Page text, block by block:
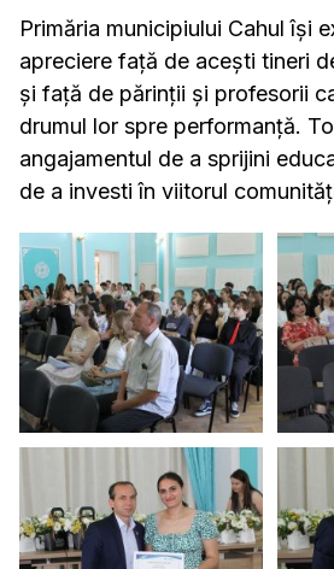
Primăria municipiului Cahul își
apreciere față de acești tineri
și față de părinții și profesorii
drumul lor spre performanță.
angajamentul de a sprijini
de a investi în viitorul